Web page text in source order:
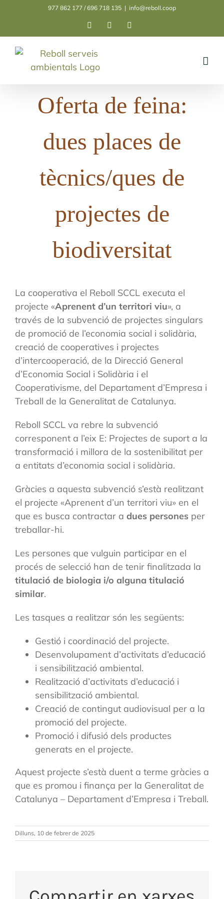
977 862 177 / 696 718 135 | info@reboll.coop
FacebookInstagram
Oferta de feina:
dues places de
tècnics/ques de
projectes de
biodiversitat
La cooperativa el Reboll SCCL executa el
projecte «Aprenent d’un territori viu», a
través de la subvenció de projectes singulars
de promoció de l’economia social i solidària,
creació de cooperatives i projectes
d’intercooperació, de la Direcció General
d’Economia Social i Solidària i el
Cooperativisme, del Departament d’Empresa i
Treball de la Generalitat de Catalunya.
Reboll SCCL va rebre la subvenció
corresponent a l’eix E: Projectes de suport a la
transformació i millora de la sostenibilitat per
a entitats d’economia social i solidària.
Gràcies a aquesta subvenció s’està realitzant
el projecte «Aprenent d’un territori viu» en el
que es busca contractar a dues personesper
treballar-hi.
Les persones que vulguin participar en el
procés de selecció han de tenir finalitzada la
titulació de biologia i/o alguna titulació
similar.
Les tasques a realitzar són les següents:
Gestió i coordinació del projecte.
Desenvolupament d’activitats d’educació
i sensibilització ambiental.
Realització d’activitats d’educació i
sensibilització ambiental.
Creació de contingut audiovisual per a la
promoció del projecte.
Promoció i difusió dels productes
generats en el projecte.
Aquest projecte s’està duent a terme gràcies a
que es promou i finança per la Generalitat de
Catalunya – Departament d’Empresa i Treball.
Dilluns, 10 de febrer de 2025